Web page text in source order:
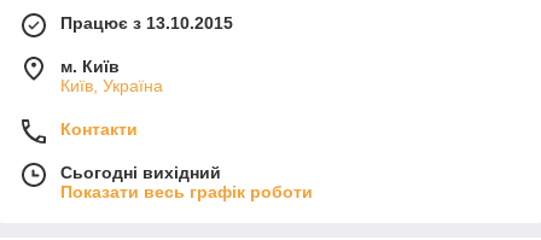
Працює з 13.10.2015
м. Київ
Київ, Україна
Контакти
Сьогодні вихідний
Показати весь графік роботи